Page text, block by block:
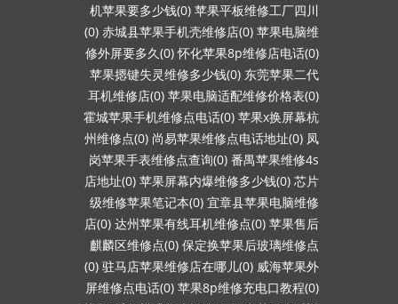
机苹果要多少钱(0) 苹果平板维修工厂四川
(0) 赤城县苹果手机壳维修店(0) 苹果电脑维
修外屏要多久(0) 怀化苹果8p维修店电话(0)
苹果摁键失灵维修多少钱(0) 东莞苹果二代
耳机维修店(0) 苹果电脑适配维修价格表(0)
霍城苹果手机维修点电话(0) 苹果x换屏幕杭
州维修点(0) 尚易苹果维修点电话地址(0) 凤
岗苹果手表维修点查询(0) 番禺苹果维修4s
店地址(0) 苹果屏幕内爆维修多少钱(0) 芯片
级维修苹果笔记本(0) 宜章县苹果电脑维修
店(0) 达州苹果有线耳机维修点(0) 苹果售后
麒麟区维修点(0) 保定换苹果后玻璃维修点
(0) 驻马店苹果维修店在哪儿(0) 威海苹果外
屏维修点电话(0) 苹果8p维修充电口教程(0)